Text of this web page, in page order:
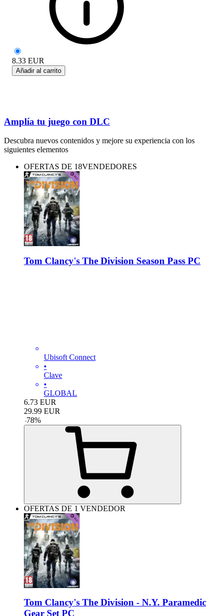
8.33 EUR
Añadir al carrito
Amplía tu juego con DLC
Descubra nuevos contenidos y mejore su experiencia con los
siguientes elementos
OFERTAS DE 18VENDEDORES
Tom Clancy's The Division Season Pass PC
Ubisoft Connect
•
Clave
•
GLOBAL
6.73 EUR
29.99 EUR
-78%
OFERTAS DE 1 VENDEDOR
Tom Clancy's The Division - N.Y. Paramedic
Gear Set PC